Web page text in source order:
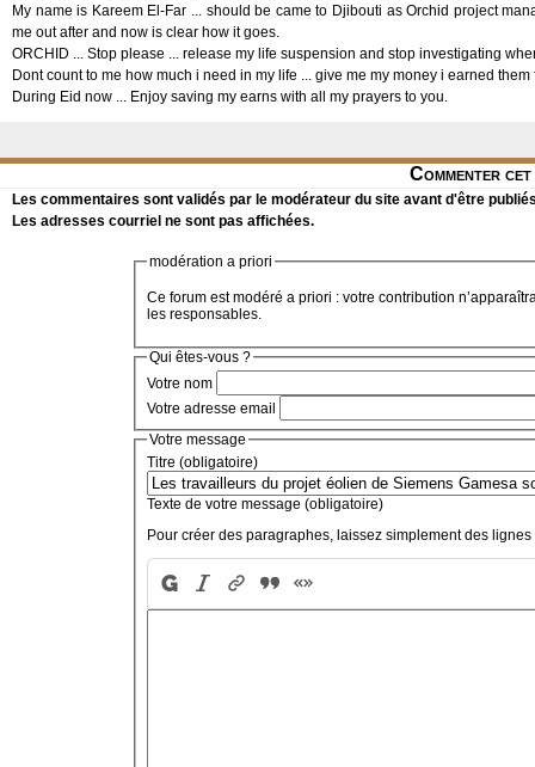
My name is Kareem El-Far ... should be came to Djibouti as Orchid project
me out after and now is clear how it goes.
ORCHID ... Stop please ... release my life suspension and stop investigating
Dont count to me how much i need in my life ... give me my money i earned
During Eid now ... Enjoy saving my earns with all my prayers to you.
Commenter
Les commentaires sont validés par le modérateur du site avant d'être
Les adresses courriel ne sont pas affichées.
modération a priori
Ce forum est modéré a priori : votre contribution
les responsables.
Qui êtes-vous ?
Votre nom
Votre adresse email
Votre message
Titre (obligatoire)
Texte de votre message (obligatoire)
Pour créer des paragraphes, laissez simplement des lignes